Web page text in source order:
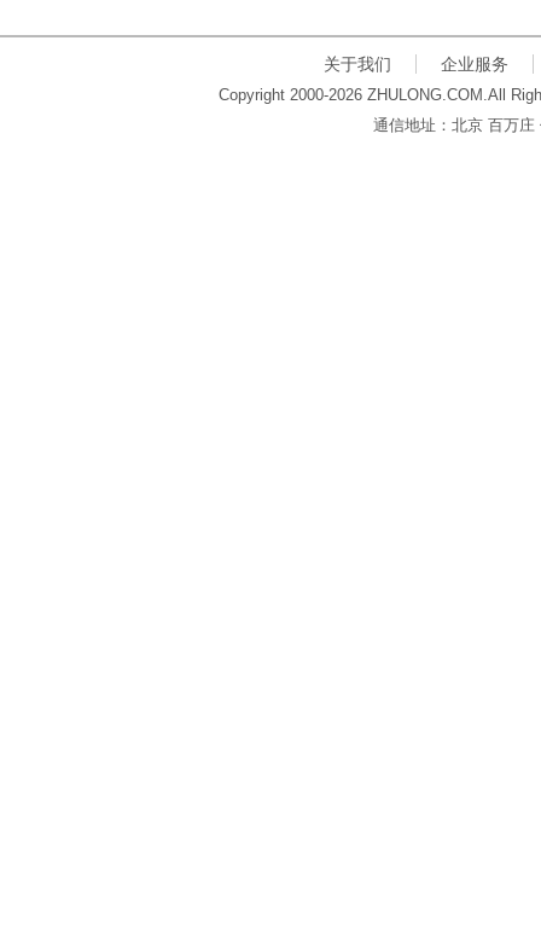
关于我们 企业服务
Copyright 2000-2026 ZHULONG.COM.All
通信地址：北京 百万